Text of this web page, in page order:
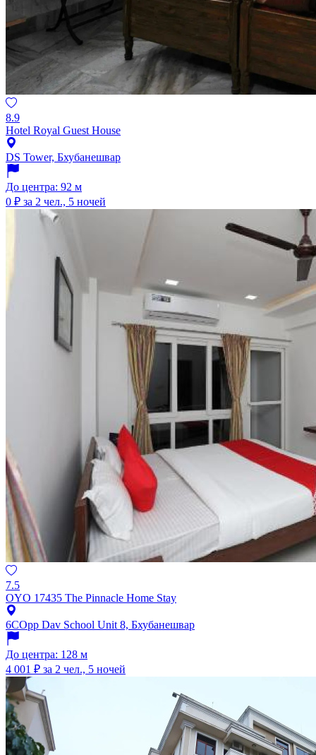
8.9
Hotel Royal Guest House
DS Tower, Бхубанешвар
До центра: 92 м
0 ₽ за 2 чел., 5 ночей
7.5
OYO 17435 The Pinnacle Home Stay
6COpp Dav School Unit 8, Бхубанешвар
До центра: 128 м
4 001 ₽ за 2 чел., 5 ночей